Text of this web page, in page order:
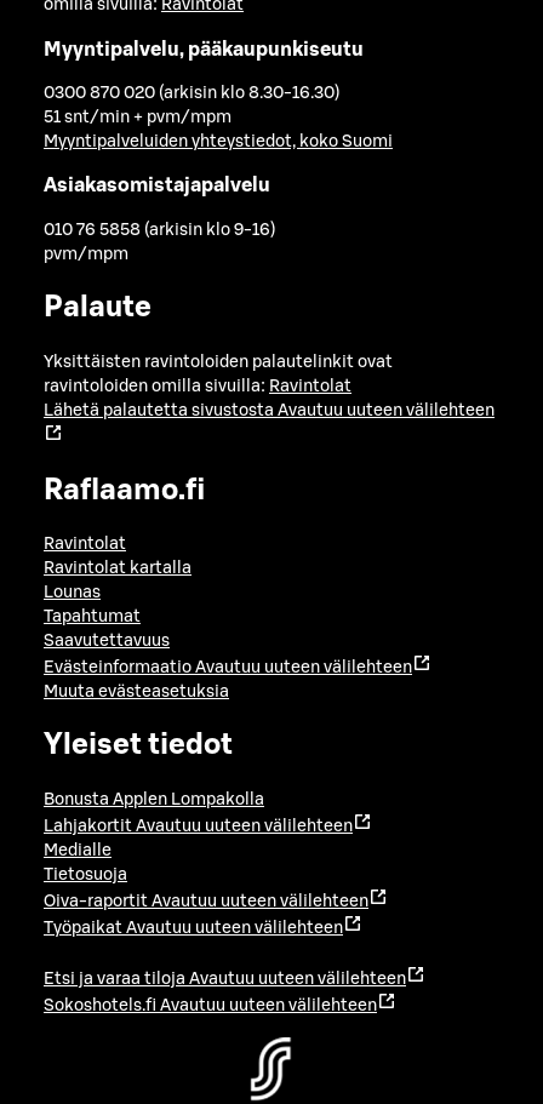
omilla sivuilla: Ravintolat
Myyntipalvelu, pääkaupunkiseutu
0300 870 020 (arkisin klo 8.30-16.30)
51 snt/min + pvm/mpm
Myyntipalveluiden yhteystiedot, koko Suomi
Asiakasomistajapalvelu
010 76 5858 (arkisin klo 9-16)
pvm/mpm
Palaute
Yksittäisten ravintoloiden palautelinkit ovat
ravintoloiden omilla sivuilla: Ravintolat
Lähetä palautetta sivustosta Avautuu uuteen välilehteen
Raflaamo.fi
Ravintolat
Ravintolat kartalla
Lounas
Tapahtumat
Saavutettavuus
Evästeinformaatio Avautuu uuteen välilehteen
Muuta evästeasetuksia
Yleiset tiedot
Bonusta Applen Lompakolla
Lahjakortit Avautuu uuteen välilehteen
Medialle
Tietosuoja
Oiva-raportit Avautuu uuteen välilehteen
Työpaikat Avautuu uuteen välilehteen
Etsi ja varaa tiloja Avautuu uuteen välilehteen
Sokoshotels.fi Avautuu uuteen välilehteen